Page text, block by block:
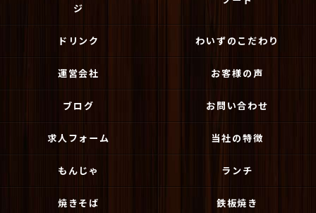
ジ
ドリンク わいずのこだわり
運営会社 お客様の声
ブログ お問い合わせ
求人フォーム 当社の特徴
もんじゃ ランチ
焼きそば 鉄板焼き